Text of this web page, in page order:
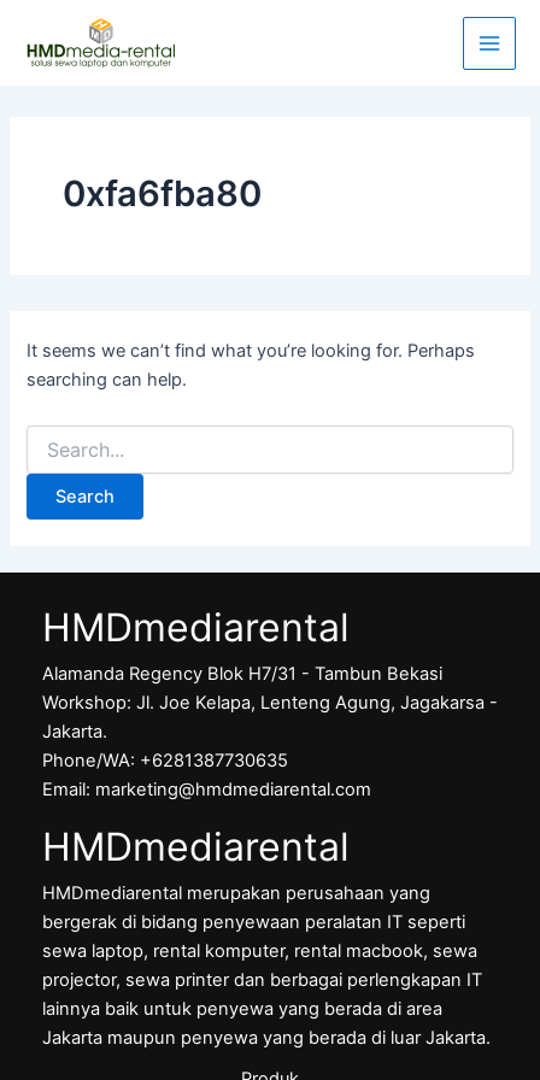
content
Main
0xfa6fba80
It seems we can’t find what you’re looking for. Perhaps
searching can help.
HMDmediarental
Alamanda Regency Blok H7/31 - Tambun Bekasi
Workshop: Jl. Joe Kelapa, Lenteng Agung, Jagakarsa -
Jakarta.
Phone/WA: +6281387730635
Email: marketing@hmdmediarental.com
HMDmediarental
HMDmediarental merupakan perusahaan yang
bergerak di bidang penyewaan peralatan IT seperti
sewa laptop, rental komputer, rental macbook, sewa
projector, sewa printer dan berbagai perlengkapan IT
lainnya baik untuk penyewa yang berada di area
Jakarta maupun penyewa yang berada di luar Jakarta.